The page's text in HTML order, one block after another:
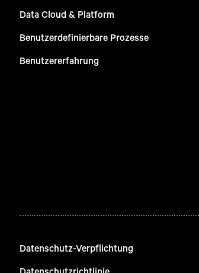
Data Cloud & Platform
Benutzerdefinierbare Prozesse
Benutzererfahrung
Datenschutz-Verpflichtung